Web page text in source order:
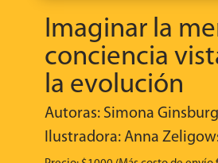
Imaginar la
conciencia
la evolución
Autoras: Simona
Ilustradora: Anna